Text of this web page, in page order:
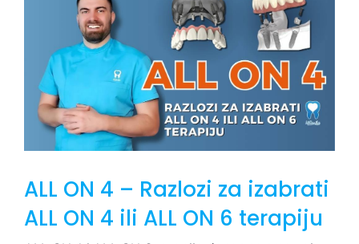
ALL ON 4 – Razlozi za izabrati
ALL ON 4 ili ALL ON 6 terapiju